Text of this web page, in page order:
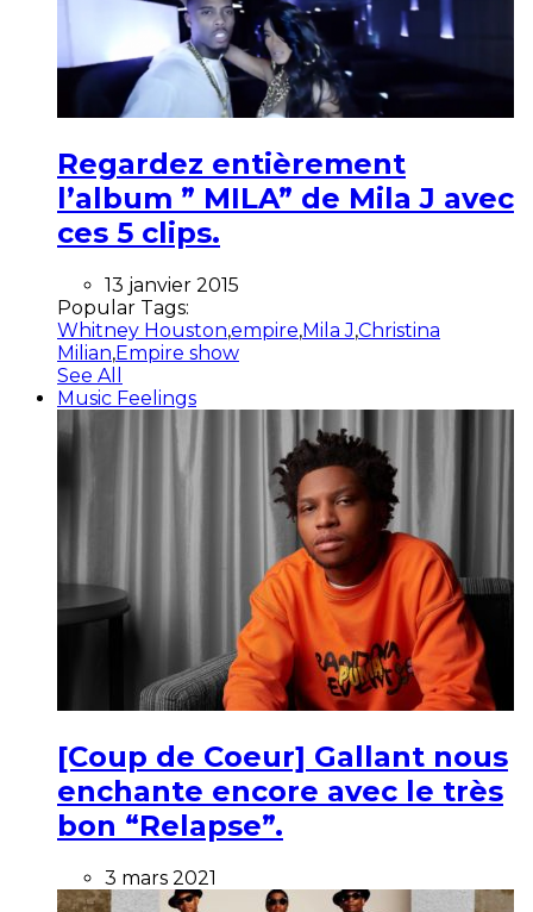
Regardez entièrement
l’album ” MILA” de Mila J avec
ces 5 clips.
13 janvier 2015
Popular Tags:
Whitney Houston,empire,Mila J,Christina
Milian,Empire show
See All
Music Feelings
[Coup de Coeur] Gallant nous
enchante encore avec le très
bon “Relapse”.
3 mars 2021